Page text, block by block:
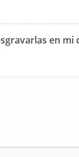
en mi